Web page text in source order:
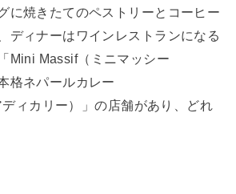
に焼きたてのペストリーとコーヒー
ディナーはワインレストランになる
Mini Massif（ミニマッシー
格ネパールカレー
ディカリー）」の店舗があり、どれ